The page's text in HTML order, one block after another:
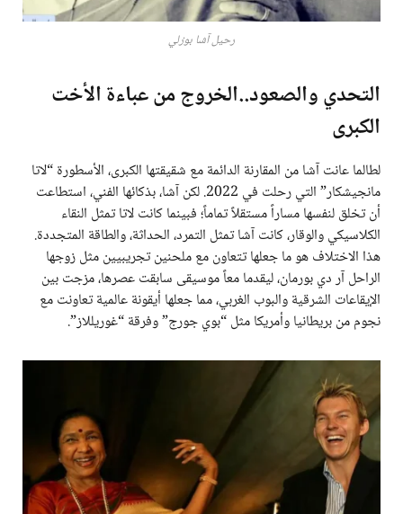
رحيل آشا بوزلي
التحدي والصعود..الخروج من عباءة الأخت
الكبرى
لطالما عانت آشا من المقارنة الدائمة مع شقيقتها الكبرى، الأسطورة “لاتا
مانجيشكار” التي رحلت في 2022. لكن آشا، بذكائها الفني، استطاعت
أن تخلق لنفسها مساراً مستقلاً تماماً؛ فبينما كانت لاتا تمثل النقاء
الكلاسيكي والوقار، كانت آشا تمثل التمرد، الحداثة، والطاقة المتجددة.
هذا الاختلاف هو ما جعلها تتعاون مع ملحنين تجريبيين مثل زوجها
الراحل آر دي بورمان، ليقدما معاً موسيقى سابقت عصرها، مزجت بين
الإيقاعات الشرقية والبوب الغربي، مما جعلها أيقونة عالمية تعاونت مع
نجوم من بريطانيا وأمريكا مثل “بوي جورج” وفرقة “غوريللاز”.